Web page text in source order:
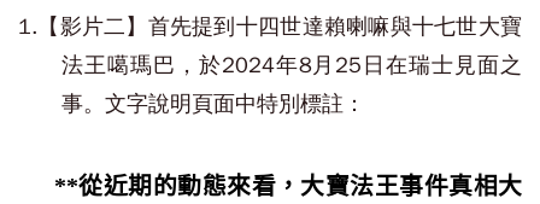
1.【影片二】首先提到十四世達賴喇嘛與十七世大寶
法王噶瑪巴，於2024年8月25日在瑞士見面之
事。文字說明頁面中特別標註：
**從近期的動態來看，大寶法王事件真相大